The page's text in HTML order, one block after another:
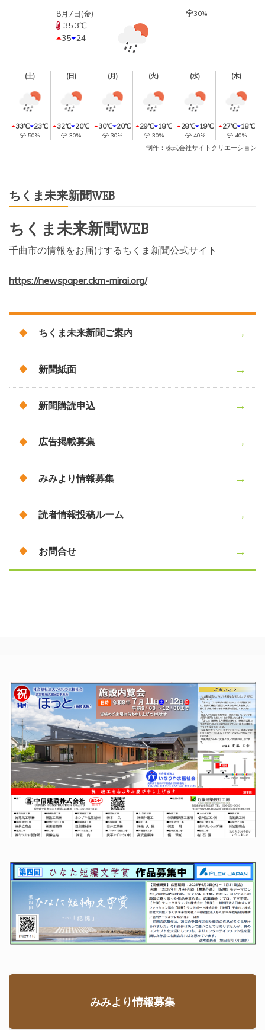
8月7日(金)
35.3℃
35 24
30%
(土)
33℃ 23℃
50%
(日)
32℃ 20℃
30%
(月)
30℃ 20℃
30%
(火)
29℃ 18℃
30%
(水)
28℃ 19℃
40%
(木)
27℃ 18℃
40%
制作：株式会社サイトクリエーション
ちくま未来新聞WEB
ちくま未来新聞WEB
千曲市の情報をお届けするちくま新聞公式サイト
https://newspaper.ckm-mirai.org/
ちくま未来新聞ご案内
新聞紙面
新聞購読申込
広告掲載募集
みみより情報募集
読者情報投稿ルーム
お問合せ
みみより情報募集